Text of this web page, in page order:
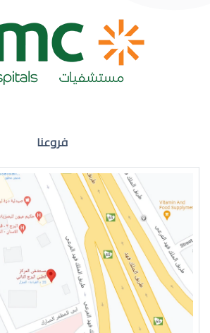
ضعف نظر في العين اليسرى
فروعنا